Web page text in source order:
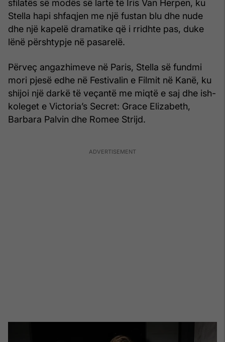
sfilatës së modës së lartë të Iris Van Herpen, ku
Stella hapi shfaqjen me një fustan blu dhe nude
dhe një kapelë dramatike që i rridhte pas, duke
lënë përshtypje në pasarelë.
Përveç angazhimeve në Paris, Stella së fundmi
mori pjesë edhe në Festivalin e Filmit në Kanë, ku
shijoi një darkë të veçantë me miqtë e saj dhe ish-
koleget e Victoria’s Secret: Grace Elizabeth,
Barbara Palvin dhe Romee Strijd.